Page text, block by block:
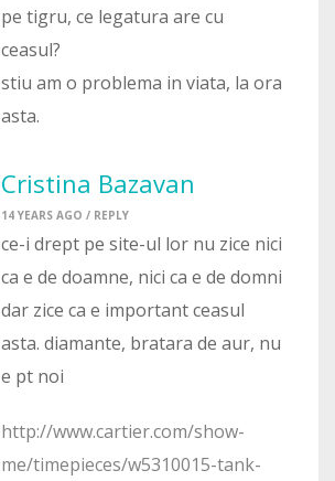
pe tigru, ce legatura are cu
ceasul?
stiu am o problema in viata, la ora
asta.
Cristina Bazavan
14 YEARS AGO / REPLY
ce-i drept pe site-ul lor nu zice nici
ca e de doamne, nici ca e de domni
dar zice ca e important ceasul
asta. diamante, bratara de aur, nu
e pt noi
http://www.cartier.com/show-
me/timepieces/w5310015-tank-